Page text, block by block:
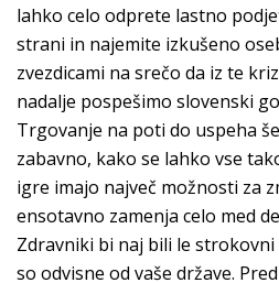
lahko celo odprete lastno
strani in najemite izkušeno
zvezdicami na srečo da iz te
nadalje pospešimo slovenski
Trgovanje na poti do uspeha
zabavno, kako se lahko vse
igre imajo največ možnosti za
ensotavno zamenja celo med
Zdravniki bi naj bili le strokovni
so odvisne od vaše države.